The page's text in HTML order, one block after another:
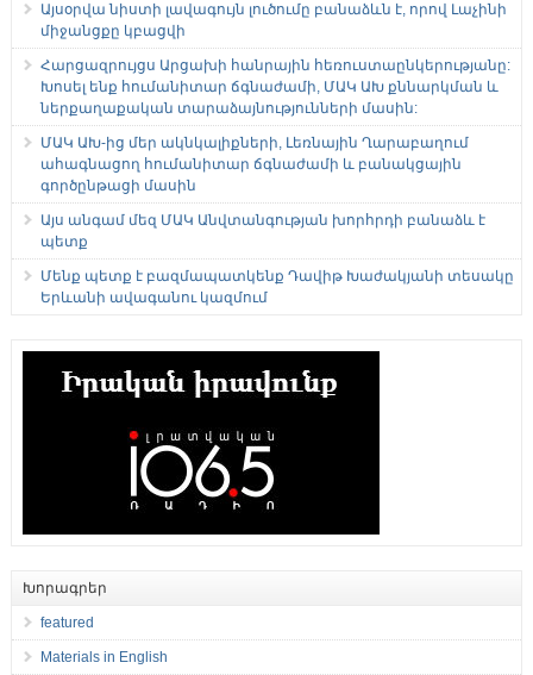
Այսօրվա նիստի լավագույն լուծումը բանաձևն է, որով Լաչինի
միջանցքը կբացվի
Հարցազրույցս Արցախի հանրային հեռուստաընկերությանը:
Խոսել ենք հումանիտար ճգնաժամի, ՄԱԿ ԱԽ քննարկման և
ներքաղաքական տարաձայնությունների մասին:
ՄԱԿ ԱԽ-ից մեր ակնկալիքների, Լեռնային Ղարաբաղում
ահագնացող հումանիտար ճգնաժամի և բանակցային
գործընթացի մասին
Այս անգամ մեզ ՄԱԿ Անվտանգության խորհրդի բանաձև է
պետք
Մենք պետք է բազմապատկենք Դավիթ Խաժակյանի տեսակը
Երևանի ավագանու կազմում
Խորագրեր
featured
Materials in English